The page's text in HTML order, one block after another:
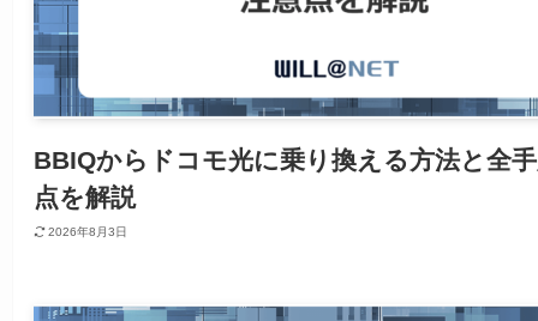
BBIQからドコモ光に乗り換える方法と全
点を解説
2026年8月3日